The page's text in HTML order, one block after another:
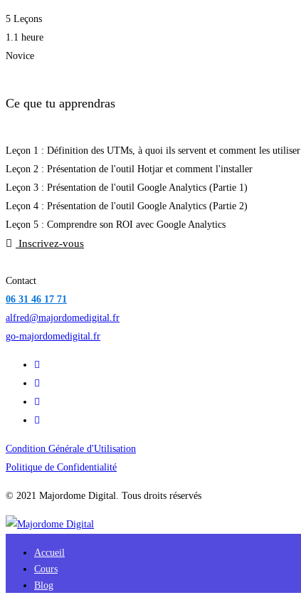
5 Leçons
1.1 heure
Novice
Ce que tu apprendras
Leçon 1 : Définition des UTMs, à quoi ils servent et comment les utiliser
Leçon 2 : Présentation de l'outil Hotjar et comment l'installer
Leçon 3 : Présentation de l'outil Google Analytics (Partie 1)
Leçon 4 : Présentation de l'outil Google Analytics (Partie 2)
Leçon 5 : Comprendre son ROI avec Google Analytics
Inscrivez-vous
Contact
06 31 46 17 71
alfred@majordomedigital.fr
go-majordomedigital.fr
Condition Générale d'Utilisation
Politique de Confidentialité
© 2021 Majordome Digital. Tous droits réservés
Accueil
Cours
Blog